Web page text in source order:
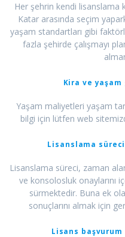
Her şehrin kendi lisanslama
Katar arasında seçim
yaşam standartları gibi
fazla şehirde çalışmayı
Kira ve
Yaşam maliyetleri yaşam
bilgi için lütfen web
Lisanslama
Lisanslama süreci, zaman
ve konsolosluk onaylarını
sürmektedir. Buna ek
sonuçlarını almak için
Lisans